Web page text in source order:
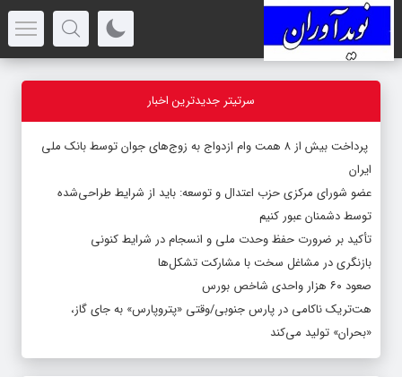
سرتیتر جدیدترین اخبار
پرداخت بیش از ۸ همت وام ازدواج به زوج‌های جوان توسط بانک ملی
ایران
عضو شورای مرکزی حزب اعتدال و توسعه: باید از شرایط طراحی‌شده
توسط دشمنان عبور کنیم
تأکید بر ضرورت حفظ وحدت ملی و انسجام در شرایط کنونی
بازنگری در مشاغل سخت با مشارکت تشکل‌ها
صعود ۶۰ هزار واحدی شاخص بورس
هت‌تریک ناکامی در پارس جنوبی/وقتی «پتروپارس» به جای گاز،
«بحران» تولید می‌کند